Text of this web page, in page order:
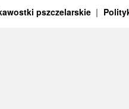
pszczelarskie